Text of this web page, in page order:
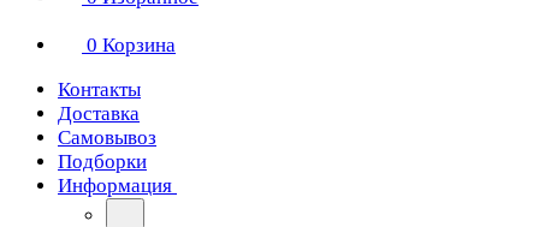
0 Корзина
Контакты
Доставка
Самовывоз
Подборки
Информация